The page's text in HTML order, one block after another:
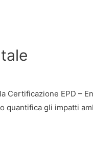
Certificazione EPD –
quantifica gli impatti